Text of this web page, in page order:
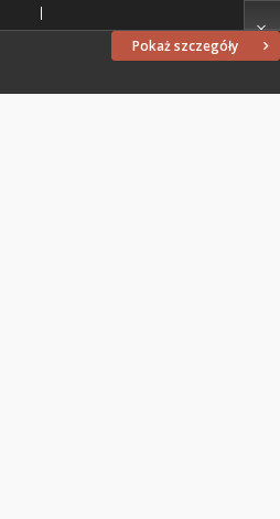
Pokaż szczegóły